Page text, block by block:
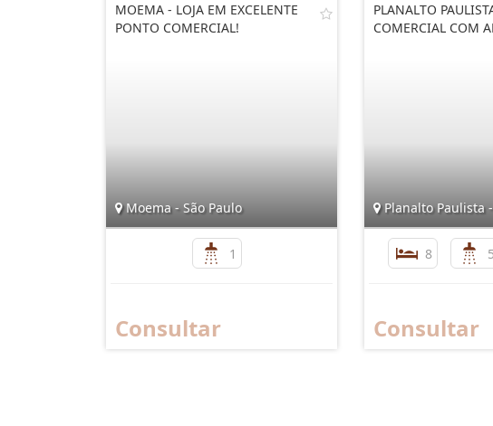
MOEMA - LOJA EM EXCELENTE
PONTO COMERCIAL!
Moema - São Paulo
1
Consultar
PLANALTO
COMERCIAL COM
Planalto Paulista
8 5
Consultar